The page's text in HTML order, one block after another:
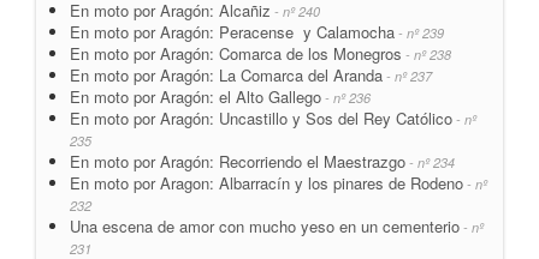
En moto por Aragón: Alcañiz - nº 240
En moto por Aragón: Peracense y Calamocha - nº 239
En moto por Aragón: Comarca de los Monegros - nº 238
En moto por Aragón: La Comarca del Aranda - nº 237
En moto por Aragón: el Alto Gallego - nº 236
En moto por Aragón: Uncastillo y Sos del Rey Católico - nº
235
En moto por Aragón: Recorriendo el Maestrazgo - nº 234
En moto por Aragon: Albarracín y los pinares de Rodeno - nº
232
Una escena de amor con mucho yeso en un cementerio - nº
231